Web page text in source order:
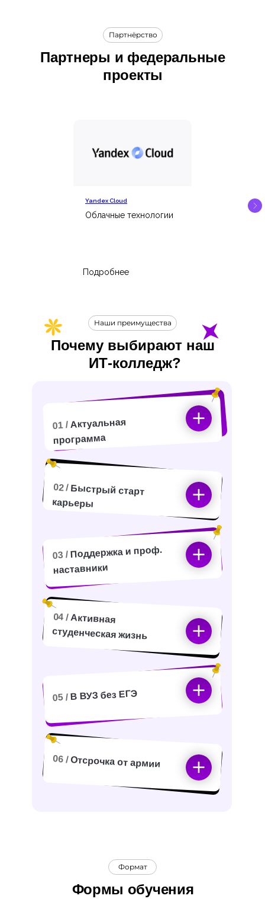
Партнёрство
Партнеры и федеральные
проекты
Yandex Cloud
Облачные технологии
Подробнее
Почему выбирают наш
ИТ-колледж?
Наши преимущества
01 / Актуальная
программа
02 / Быстрый старт
карьеры
04 /Активная
студенческая жизнь
05 / В ВУЗ без ЕГЭ
06 / Отсрочка от армии
03 / Поддержка и проф.
наставники
Формат
Формы обучения